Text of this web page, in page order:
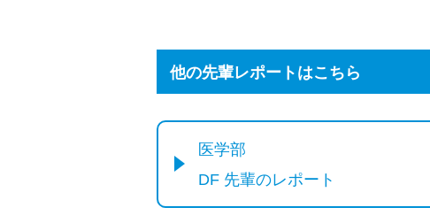
他の先輩レポートはこちら
医学部
DF 先輩のレポート